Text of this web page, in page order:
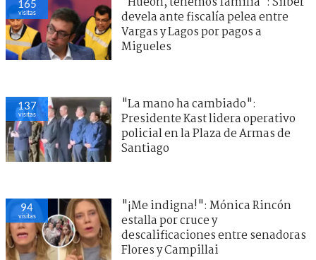
165
visitas
devela ante fiscalía pelea entre
Vargas y Lagos por pagos a
Migueles
137
visitas
"La mano ha cambiado":
Presidente Kast lidera operativo
policial en la Plaza de Armas de
Santiago
94
visitas
"¡Me indigna!": Mónica Rincón
estalla por cruce y
descalificaciones entre senadoras
Flores y Campillai